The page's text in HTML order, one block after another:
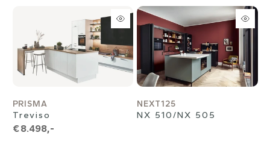
PRISMA
Treviso
€ 8.498,-
NEXT125
NX 510/NX 505